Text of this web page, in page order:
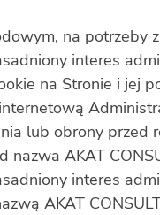
na potrzeby
interes
na Stronie i jej
lub obrony
nazwa AKAT
interes
AKAT